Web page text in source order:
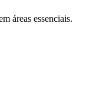
áreas essenciais.